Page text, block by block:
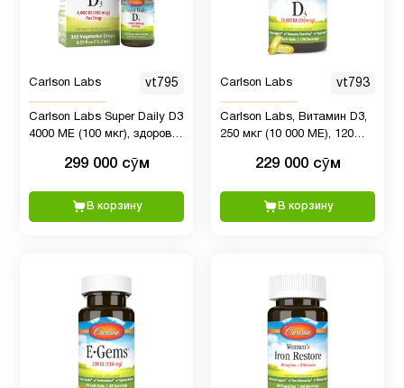
Фосфатидилхолин
Фосфолипиды 1
Цинк 5
детей
Carlson Labs vt795
Carlson Labs Super Daily D3
4000 МЕ (100 мкг), здоровье
прочность зубов и костей,
299 000 сӯм
В корзину
Carlson Labs vt793
Carlson Labs, Витамин D3,
250 мкг (10 000 МЕ), 120
капсул229 000 сӯм
В корзину